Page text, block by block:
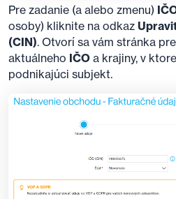
Pre zadanie (a alebo zmenu)
osoby) kliknite na odkaz
(CIN). Otvorí sa vám stránka
aktuálneho IČO a krajiny, v
podnikajúci subjekt.